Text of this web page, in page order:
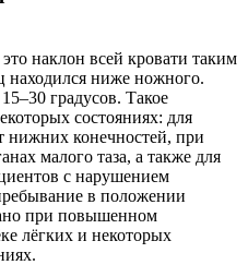
наклон всей кровати таким
находился ниже ножного.
градусов. Такое
состояниях: для
нижних конечностей, при
малого таза, а также для
с нарушением
в положении
при повышенном
лёгких и некоторых